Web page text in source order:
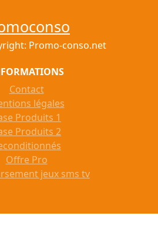
Promo-conso.net
Contact
légales
Produits 1
Produits 2
Offre Pro
jeux sms tv